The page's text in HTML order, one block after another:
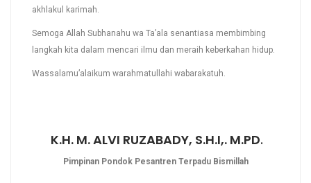
akhlakul karimah.
Semoga Allah Subhanahu wa Ta’ala senantiasa membimbing
langkah kita dalam mencari ilmu dan meraih keberkahan hidup.
Wassalamu’alaikum warahmatullahi wabarakatuh.
K.H. M. ALVI RUZABADY, S.H.I,. M.PD.
Pimpinan Pondok Pesantren Terpadu Bismillah